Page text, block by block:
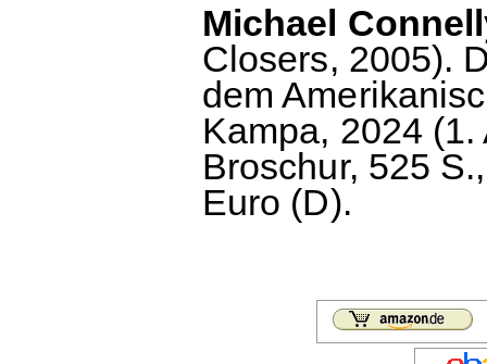
Michael
Closers, 2005).
dem
Kampa, 2024
Broschur, 525
Euro (D).